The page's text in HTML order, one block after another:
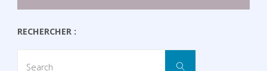
RECHERCHER :
Search